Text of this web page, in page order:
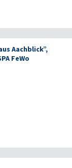
Aachblick”,
FeWo